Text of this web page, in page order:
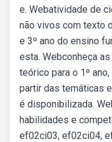
e. Webatividade de
não vivos com texto
e 3º ano do ensino
esta. Webconheça
teórico para o 1º
partir das temáticas
é disponibilizada.
habilidades e
ef02ci03, ef02ci04,